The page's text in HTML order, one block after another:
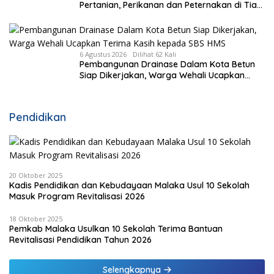
Pertanian, Perikanan dan Peternakan di Tiap
6 Agustus 2026 Dilihat 62 Kali
Pembangunan Drainase Dalam Kota Betun
Siap Dikerjakan, Warga Wehali Ucapkan
Pendidikan
20 Oktober 2025
Kadis Pendidikan dan Kebudayaan Malaka Usul 10 Sekolah
Masuk Program Revitalisasi 2026
18 Oktober 2025
Pemkab Malaka Usulkan 10 Sekolah Terima Bantuan
Revitalisasi Pendidikan Tahun 2026
Selengkapnya